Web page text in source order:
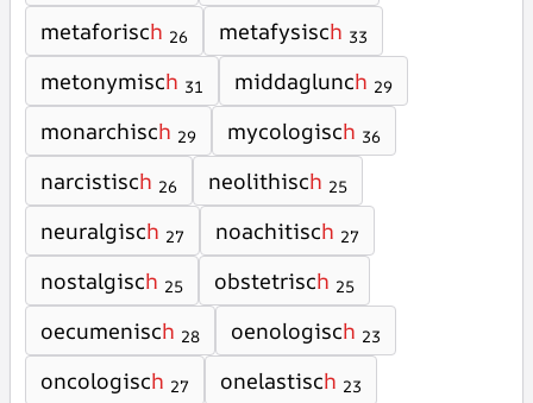
metaforisch 26 metafysisch 33
metonymisch 31 middaglunch 29
monarchisch 29 mycologisch 36
narcistisch 26 neolithisch 25
neuralgisch 27 noachitisch 27
nostalgisch 25 obstetrisch 25
oecumenisch 28 oenologisch 23
oncologisch 27 onelastisch 23